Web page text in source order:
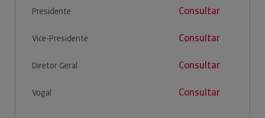
Presidente Consultar
Vice-Presidente Consultar
Diretor Geral Consultar
Vogal Consultar